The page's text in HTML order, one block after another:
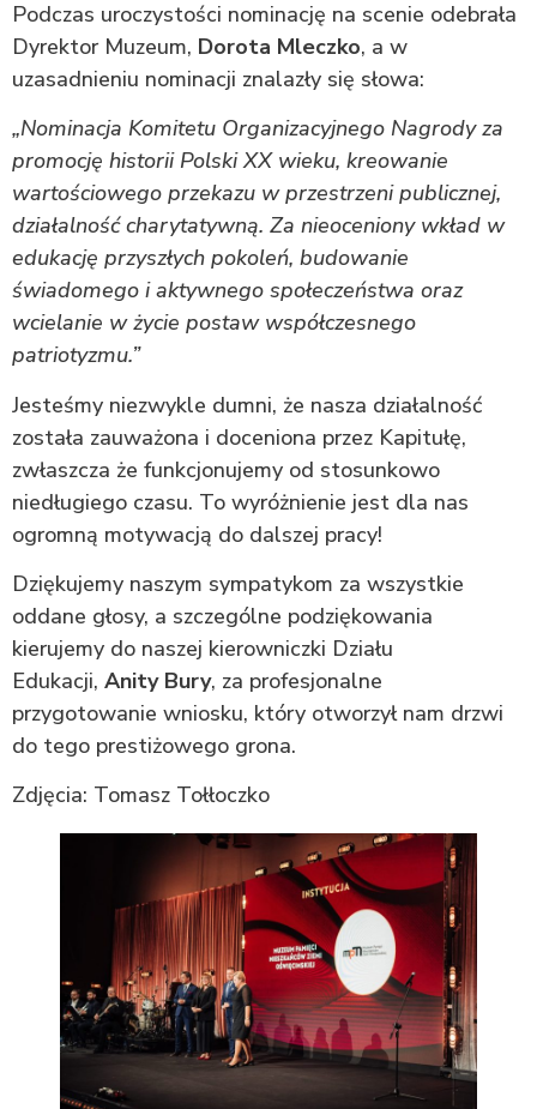
Podczas uroczystości nominację na scenie odebrała
Dyrektor Muzeum, Dorota Mleczko, a w
uzasadnieniu nominacji znalazły się słowa:
„Nominacja Komitetu Organizacyjnego Nagrody za
promocję historii Polski XX wieku, kreowanie
wartościowego przekazu w przestrzeni publicznej,
działalność charytatywną. Za nieoceniony wkład w
edukację przyszłych pokoleń, budowanie
świadomego i aktywnego społeczeństwa oraz
wcielanie w życie postaw współczesnego
patriotyzmu.”
Jesteśmy niezwykle dumni, że nasza działalność
została zauważona i doceniona przez Kapitułę,
zwłaszcza że funkcjonujemy od stosunkowo
niedługiego czasu. To wyróżnienie jest dla nas
ogromną motywacją do dalszej pracy!
Dziękujemy naszym sympatykom za wszystkie
oddane głosy, a szczególne podziękowania
kierujemy do naszej kierowniczki Działu
Edukacji, Anity Bury, za profesjonalne
przygotowanie wniosku, który otworzył nam drzwi
do tego prestiżowego grona.
Zdjęcia: Tomasz Tołłoczko